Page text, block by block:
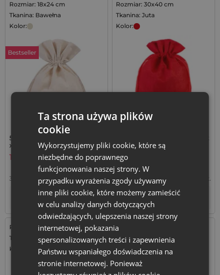
Rozmiar: 18x24 cm
Tkanina: Bawełna
Kolor:
Bestseller
5 szt. Woreczki z bawełny 18
x 24 cm - naturalne
17,49
3,50 zł / szt. 1 op. = 5 szt.
Tymczasowo niedostępny
Rozmiar: 30x40 cm
Tkanina: Juta
Kolor:
Czerwony worek jutowy 30 x
40 cm - na prezenty
8,59
8,59 zł / szt.
– +
Rozmiar: 9x12 cm
Tkanina: Organza
Kolor:
Rozmiar: 30x40 cm
Tkanina: Organza
Kolor:
Ta strona używa plików
cookie
Wykorzystujemy pliki cookie, które są
niezbędne do poprawnego
funkcjonowania naszej strony. W
przypadku wyrażenia zgody używamy
inne pliki cookie, które możemy zamieścić
w celu analizy danych dotyczących
odwiedzających, ulepszenia naszej strony
internetowej, pokazania
spersonalizowanych treści i zapewnienia
Państwu wspaniałego doświadczenia na
stronie internetowej. Ponieważ